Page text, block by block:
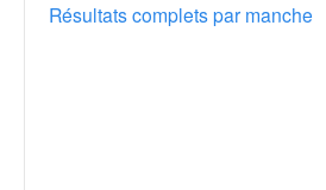
Résultats complets par manche